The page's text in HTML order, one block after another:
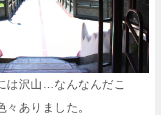
は沢山…なんなんだこ
ありました。